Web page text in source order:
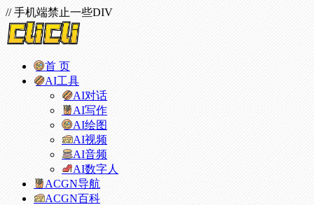
// 手机端禁止一些DIV
首 页
AI工具
AI对话
AI写作
AI绘图
AI视频
AI音频
AI数字人
ACGN导航
ACGN百科